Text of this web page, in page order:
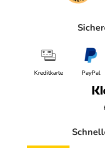
Kreditkarte PayPal